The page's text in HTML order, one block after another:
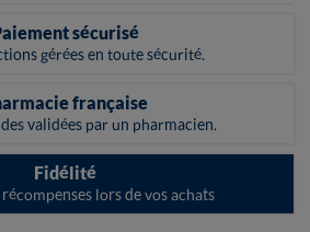
sécurisé
gérées en toute sécurité.
française
validées par un pharmacien.
Fidélité
lors de vos achats